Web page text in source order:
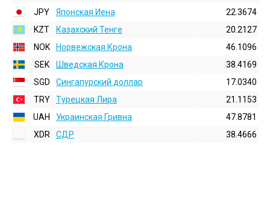
JPY
Японская Иена
22.3674
KZT
Казахский Тенге
20.2127
NOK
Норвежская Крона
46.1096
SEK
Шведская Крона
38.4169
SGD
Сингапурский доллар
17.0340
TRY
Турецкая Лира
21.1153
UAH
Украинская Гривна
47.8781
XDR
СДР 38.4666